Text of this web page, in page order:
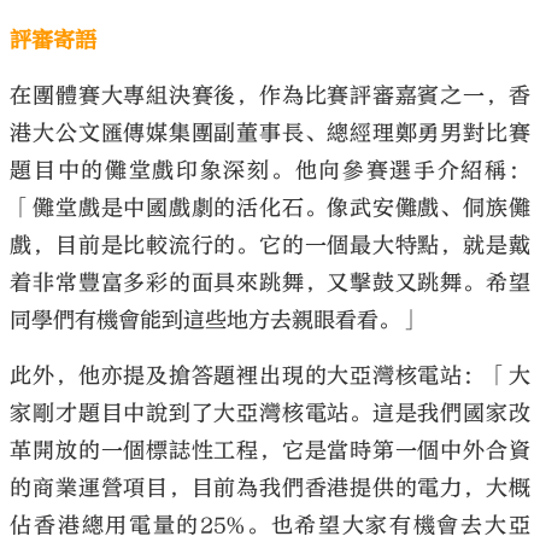
評審寄語
在團體賽大專組決賽後，作為比賽評審嘉賓之一，香
港大公文匯傳媒集團副董事長、總經理鄭勇男對比賽
題目中的儺堂戲印象深刻。他向參賽選手介紹稱：
「儺堂戲是中國戲劇的活化石。像武安儺戲、侗族儺
戲，目前是比較流行的。它的一個最大特點，就是戴
着非常豐富多彩的面具來跳舞，又擊鼓又跳舞。希望
同學們有機會能到這些地方去親眼看看。」
此外，他亦提及搶答題裡出現的大亞灣核電站：「大
家剛才題目中說到了大亞灣核電站。這是我們國家改
革開放的一個標誌性工程，它是當時第一個中外合資
的商業運營項目，目前為我們香港提供的電力，大概
佔香港總用電量的25%。也希望大家有機會去大亞